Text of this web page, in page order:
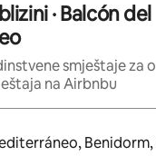
· Balcón del
smještaje za
na Airbnbu
rezultati, moći ćete